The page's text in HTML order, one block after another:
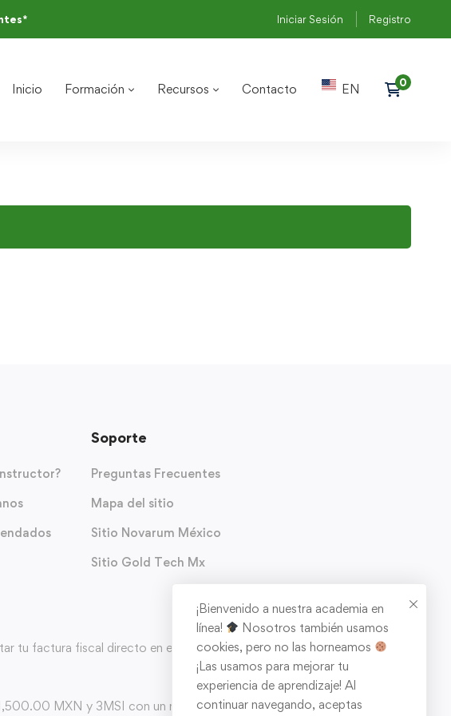
Iniciar Sesión Registro
Inicio Formación Recursos Contacto EN
Soporte
Preguntas Frecuentes
Mapa del sitio
Sitio Novarum México
Sitio Gold Tech Mx
tu factura fiscal directo en el carrito de
MXN y 3MSI con un mínimo de
¡Bienvenido a nuestra academia en
línea!
Nosotros también usamos
cookies, pero no las horneamos
¡Las usamos para mejorar tu
experiencia de aprendizaje! Al
continuar navegando, aceptas